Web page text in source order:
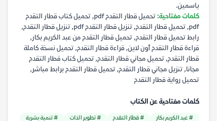
ياسمين.
كلمات مفتاحية:
تحميل قطار التقدم pdf, تحميل كتاب قطار التقدم
pdf, تحميل قطار التقدم, تنزيل قطار التقدم pdf, تنزيل قطار التقدم,
رابط تحميل قطار التقدم, تحميل قطار التقدم من عبد الكريم بكار,
قراءة قطار التقدم أون لاين, قراءة قطار التقدم, تحميل نسخة كاملة
قطار التقدم, تحميل مجاني قطار التقدم, تحميل كتاب قطار التقدم
مجانا, تنزيل مجاني قطار التقدم, تحميل قطار التقدم برابط مباشر,
تحميل رواية قطار التقدم
كلمات مفتاحية عن الكتاب
# عبد الكريم بكار # قطار التقدم # تطوير الذات
# تنمية بشرية